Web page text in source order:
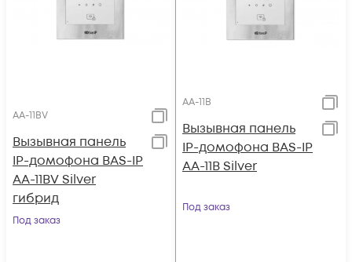
AA-11BV
Вызывная панель
IP-домофона BAS-IP
AA-11BV Silver
гибрид
Под заказ
AA-11B
Вызывная панель
IP-домофона BAS-IP
AA-11B Silver
Под заказ